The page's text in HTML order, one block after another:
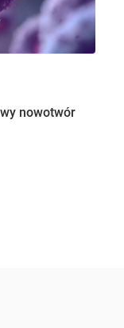
nowotwór